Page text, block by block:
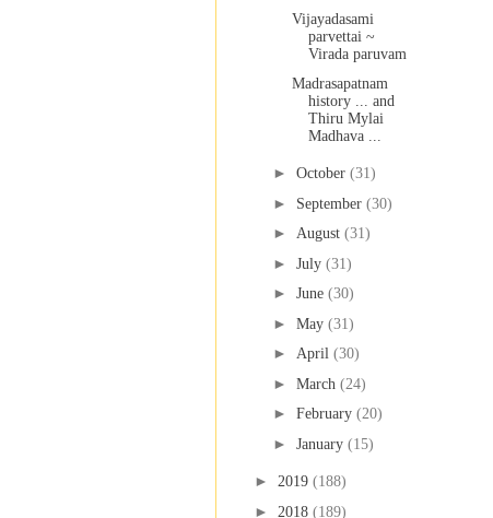
Vijayadasami
parvettai ~
Virada paruvam
Madrasapatnam
history ... and
Thiru Mylai
Madhava ...
► October (31)
► September (30)
► August (31)
► July (31)
► June (30)
► May (31)
► April (30)
► March (24)
► February (20)
► January (15)
► 2019 (188)
► 2018 (189)